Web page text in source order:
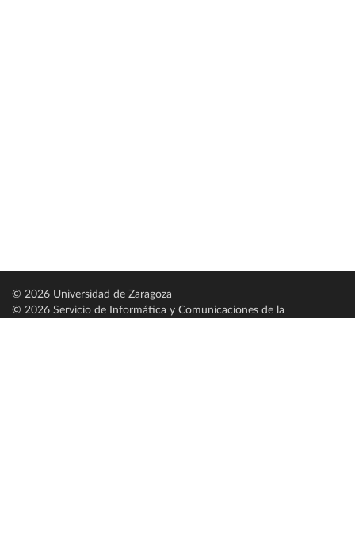
© 2026 Universidad de Zaragoza
© 2026 Servicio de Informática y Comunicaciones de la